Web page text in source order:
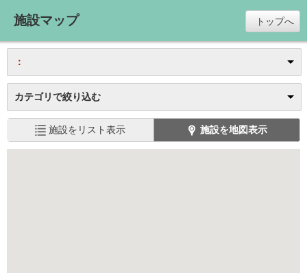
施設マップ トップへ
：
カテゴリで絞り込む
施設をリスト表示 施設を地図表示